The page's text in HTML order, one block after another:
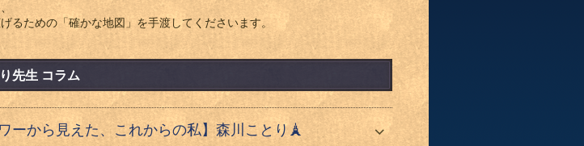
るための「確かな地図」を手渡してくださいます。
先生 コラム
ワーから見えた、これからの私】森川ことり🗼